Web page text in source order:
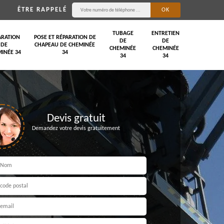
ÊTRE RAPPELÉ
DE
34
POSE ET RÉPARATION DE
CHAPEAU DE CHEMINÉE
34
TUBAGE
DE
CHEMINÉE
34
ENTRETIEN
DE
CHEMINÉE
34
Devis gratuit
Demandez votre devis gratuitement